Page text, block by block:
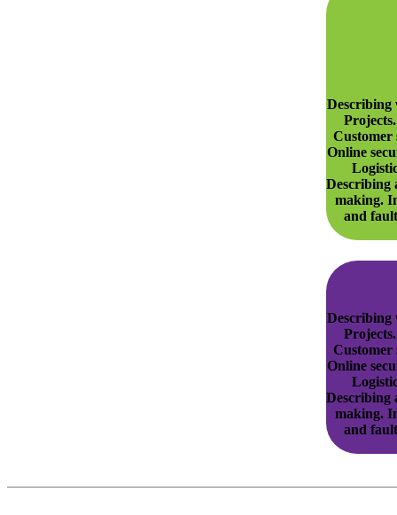
Describing
Customer
Online
Describing
making.
and
Describing
Customer
Online
Describing
making.
and